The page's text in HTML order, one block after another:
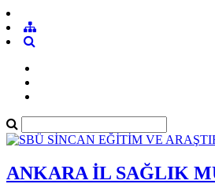
ANKARA İL SAĞLIK